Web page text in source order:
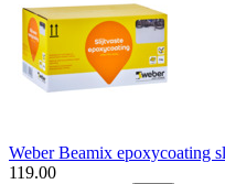
Weber Beamix epoxycoating
119.00